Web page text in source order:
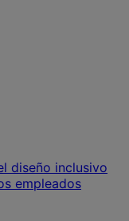
diseño inclusivo
empleados